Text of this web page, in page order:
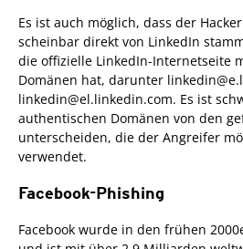
Es ist auch möglich, dass der
scheinbar direkt von LinkedIn
die offizielle LinkedIn-Internetseite
Domänen hat, darunter
linkedin@el.linkedin.com. Es ist
authentischen Domänen von den
unterscheiden, die der Angreifer
verwendet.
Facebook-Phishing
Facebook wurde in den frühen